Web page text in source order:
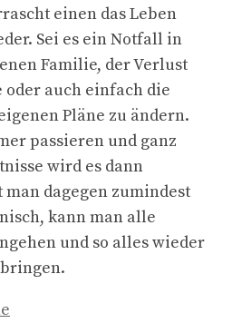
einen das Leben
Sei es ein Notfall in
Familie, der Verlust
auch einfach die
Pläne zu ändern.
passieren und ganz
wird es dann
dagegen zumindest
kann man alle
und so alles wieder